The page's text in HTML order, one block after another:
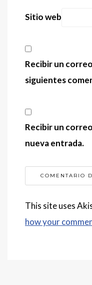
Sitio web
Recibir un
siguientes
Recibir un
nueva entrada.
This site uses
how your